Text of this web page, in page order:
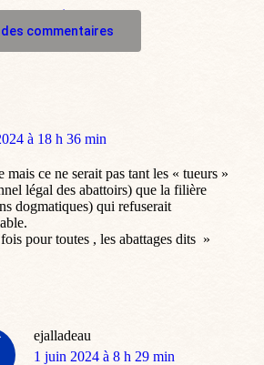
commentaires
à 18 h 36 min
ce ne serait pas tant les « tueurs »
légal des abattoirs) que la filière
dogmatiques) qui refuserait
pour toutes , les abattages dits »
ejalladeau
dit
1 juin 2024 à 8 h 29 min